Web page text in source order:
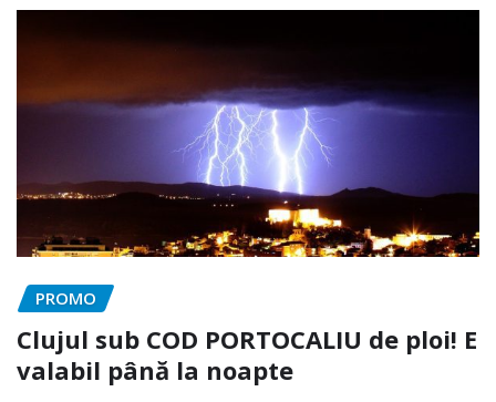
PROMO
Clujul sub COD PORTOCALIU de ploi! E
valabil până la noapte